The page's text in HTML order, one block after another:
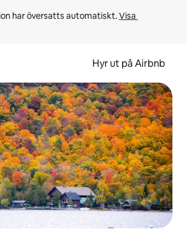
har översatts automatiskt. Visa
Hyr ut på Airbnb